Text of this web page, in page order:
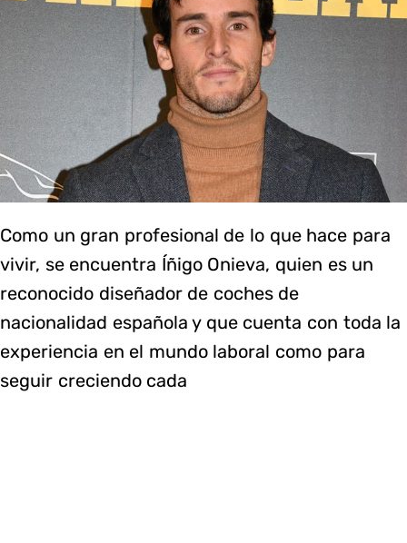
Como un gran profesional de lo que hace para
vivir, se encuentra Íñigo Onieva, quien es un
reconocido diseñador de coches de
nacionalidad española y que cuenta con toda la
experiencia en el mundo laboral como para
seguir creciendo cada